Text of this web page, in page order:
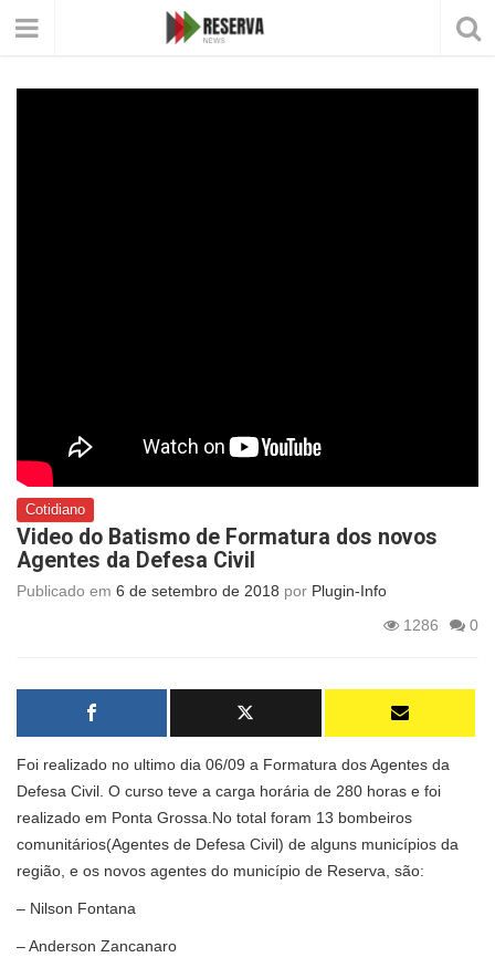
Cotidiano
Video do Batismo de Formatura dos novos
Agentes da Defesa Civil
Publicado em 6 de setembro de 2018 por Plugin-Info
1286
0
Foi realizado no ultimo dia 06/09 a Formatura dos Agentes da
Defesa Civil. O curso teve a carga horária de 280 horas e foi
realizado em Ponta Grossa.No total foram 13 bombeiros
comunitários(Agentes de Defesa Civil) de alguns municípios da
região, e os novos agentes do município de Reserva, são:
– Nilson Fontana
– Anderson Zancanaro